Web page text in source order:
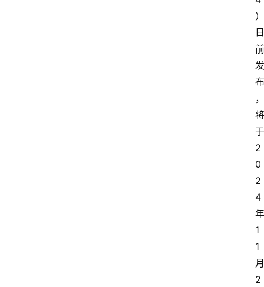
）
日
前
发
布
，
将
于
2
0
2
4
年
1
1
月
2